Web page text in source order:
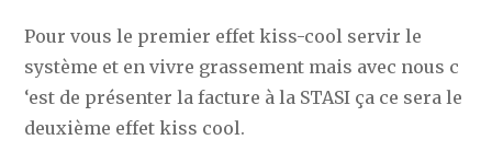
Pour vous le premier effet kiss-cool servir le
système et en vivre grassement mais avec nous c
‘est de présenter la facture à la STASI ça ce sera le
deuxième effet kiss cool.